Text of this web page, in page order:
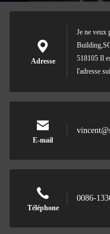
Adresse
Je ne
518105 Il
l'adresse
E-mail
Téléphone
0086-